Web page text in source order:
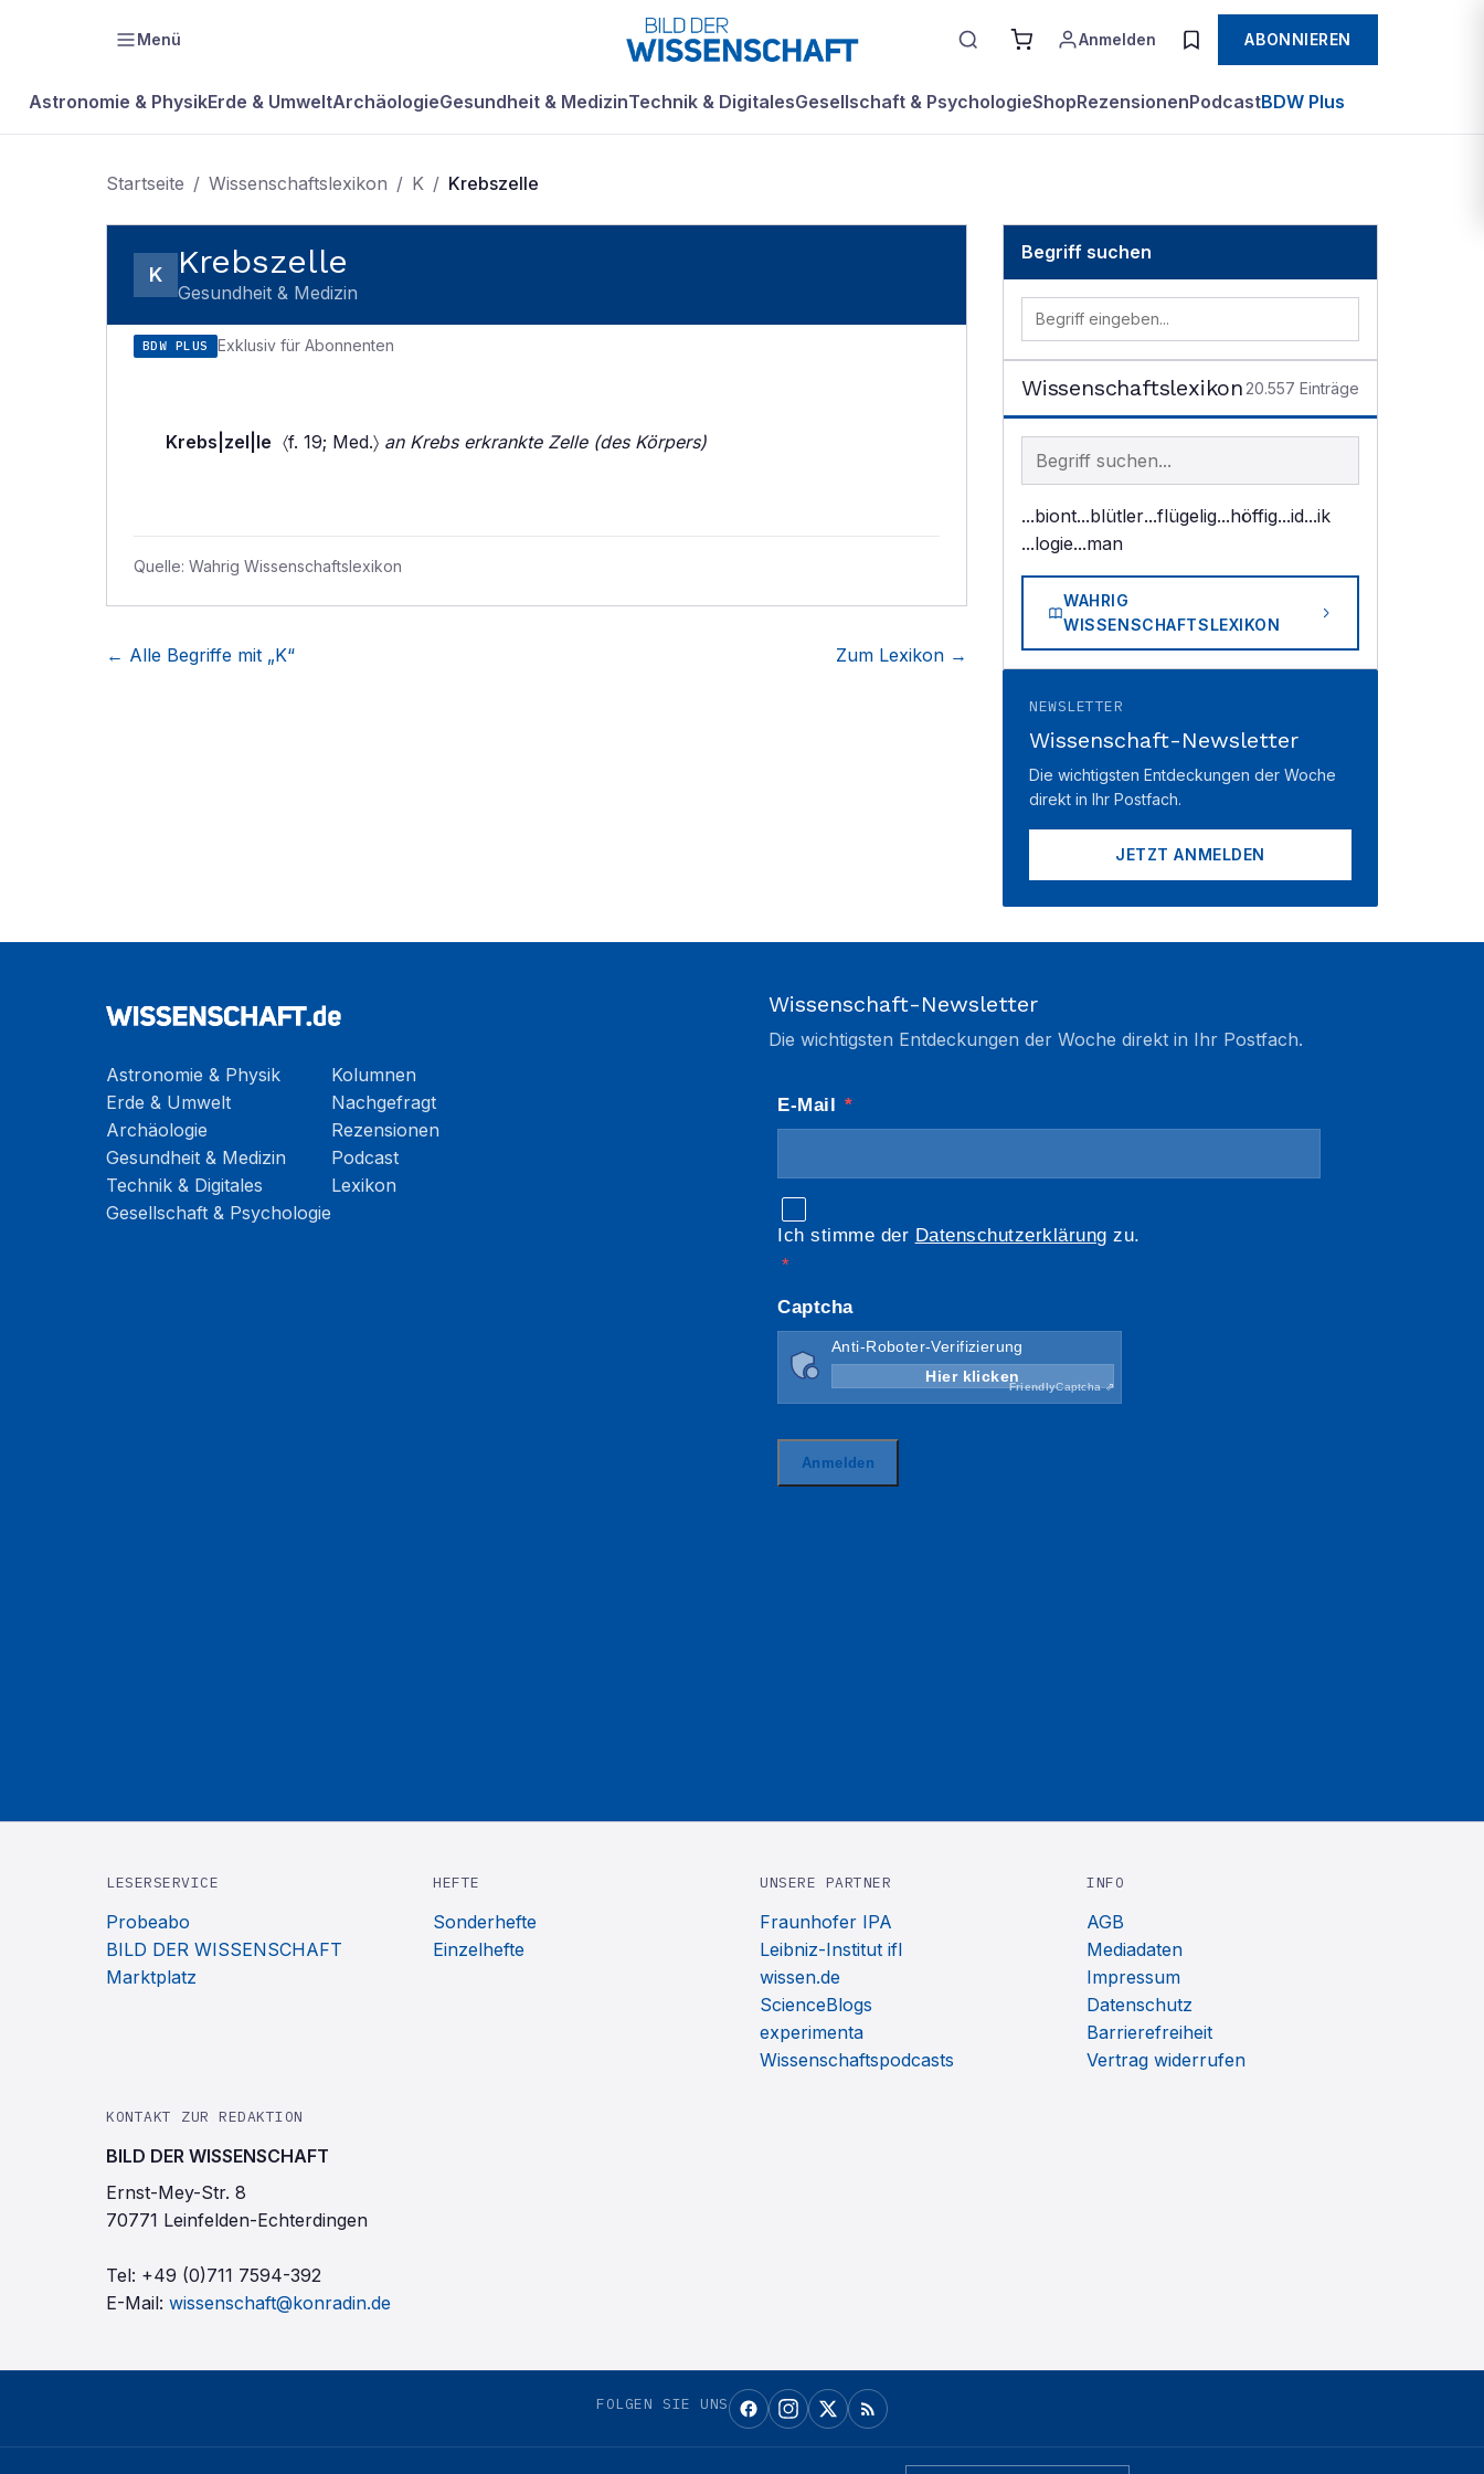
Menü Anmelden ABONNIEREN
Astronomie & PhysikErde & UmweltArchäologieGesundheit & MedizinTechnik & DigitalesGesellschaft & PsychologieShopRezensionenPodcastBDW Plus
Startseite / Wissenschaftslexikon / K / Krebszelle
K Krebszelle
Gesundheit & Medizin
BDW PLUS Exklusiv für Abonnenten
Krebs|zel|le 〈f. 19; Med.〉 an Krebs erkrankte Zelle (des Körpers)
Quelle: Wahrig Wissenschaftslexikon
← Alle Begriffe mit „K“ Zum Lexikon →
Begriff suchen
Wissenschaftslexikon 20.557 Einträge
Begriff im Lexikon suchen
...biont...blütler...flügelig...höffig...id...ik
...logie...man
WAHRIG
WISSENSCHAFTSLEXIKON
NEWSLETTER
Wissenschaft-Newsletter
Die wichtigsten Entdeckungen der Woche
direkt in Ihr Postfach.
JETZT ANMELDEN
Astronomie & Physik
Erde & Umwelt
Archäologie
Gesundheit & Medizin
Technik & Digitales
Gesellschaft & Psychologie
Kolumnen
Nachgefragt
Rezensionen
Podcast
Lexikon
Wissenschaft-Newsletter
Die wichtigsten Entdeckungen der Woche direkt in Ihr Postfach.
LESERSERVICE
Probeabo
BILD DER WISSENSCHAFT
Marktplatz
HEFTE
Sonderhefte
Einzelhefte
UNSERE PARTNER
Fraunhofer IPA
Leibniz-Institut ifl
wissen.de
ScienceBlogs
experimenta
Wissenschaftspodcasts
INFO
AGB
Mediadaten
Impressum
Datenschutz
Barrierefreiheit
Vertrag widerrufen
KONTAKT ZUR REDAKTION
BILD DER WISSENSCHAFT
Ernst-Mey-Str. 8
70771 Leinfelden-Echterdingen
Tel: +49 (0)711 7594-392
E-Mail: wissenschaft@konradin.de
FOLGEN SIE UNS